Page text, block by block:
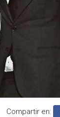
Compartir en: